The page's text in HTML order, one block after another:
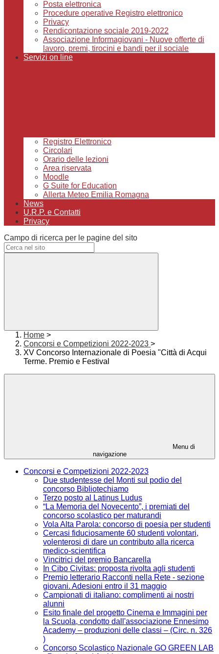
Posta elettronica
Procedure operative Registro elettronico
Privacy
Rendicontazione sociale 2019-2022
Associazione Informagiovani - Nuove offerte di
lavoro, premi, tirocini e bandi per il sociale
Servizi on line
Registro Elettronico
Circolari
Orario delle lezioni
Area riservata
Moodle
G Suite for Education
Allerta Meteo Emilia Romagna
News
U.R.P. e Contatti
Privacy
Campo di ricerca per le pagine del sito
Home >
Concorsi e Competizioni 2022-2023 >
XV Concorso Internazionale di Poesia "Città di Acqui
Terme. Premio e Festival
Menu di
navigazione
Concorsi e Competizioni 2022-2023
Due studentesse del Monti sul podio del
concorso Bibliotechiamo
Terzo posto al Latinus Ludus
“La Memoria del Novecento”, i premiati del
concorso scolastico per maturandi
Vola Alta Parola: concorso di poesia per studenti
Cercasi fiduciosamente 60 studenti volontari,
volenterosi di dare un contributo alla ricerca
medico-scientifica
Vincitrici del premio Bancarella
In Cibo Civitas: proposta rivolta agli studenti
Premio letterario Racconti nella Rete - sezione
giovani. Adesioni entro il 31 maggio
Campionati di italiano: complimenti ai nostri
alunni
Esito finale del progetto Cinema e Immagini per
la Scuola, condotto dall'associazione Ennesimo
Academy – produzioni delle classi – (Circ. n. 326
)
Concorso Scolastico Nazionale GO GREEN LAB